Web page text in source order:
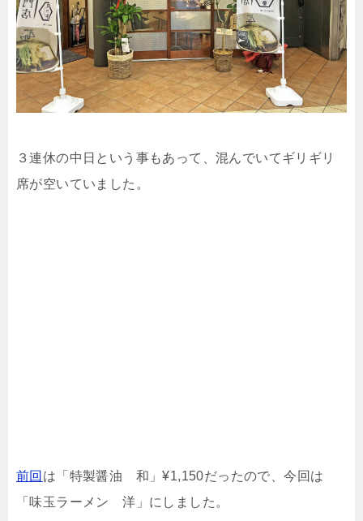
３連休の中日という事もあって、混んでいてギリギリ
席が空いていました。
前回 は「特製醤油 和」¥1,150だったので、今回は
「味玉ラーメン 洋」にしました。